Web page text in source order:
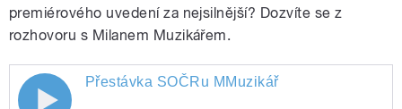
premiérového uvedení za nejsilnější? Dozvíte se z
rozhovoru s Milanem Muzikářem.
Přestávka SOČRu MMuzikář